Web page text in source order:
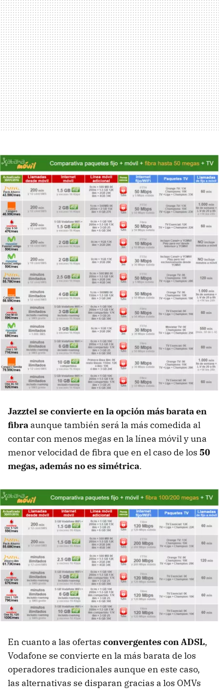
Jazztel se convierte en la opción más barata en
fibra aunque también será la más comedida al
contar con menos megas en la línea móvil y una
menor velocidad de fibra que en el caso de los 50
megas, además no es simétrica.
En cuanto a las ofertas convergentes con ADSL,
Vodafone se convierte en la más barata de los
operadores tradicionales aunque en este caso,
las alternativas se disparan gracias a los OMVs